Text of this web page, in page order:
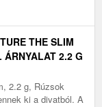
THE SLIM
ÁRNYALAT 2.2 G
2.2 g, Rúzsok
ki a divatból. A